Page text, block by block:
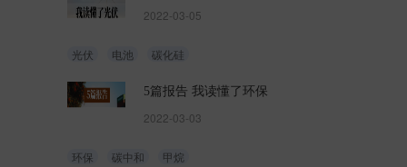
2022-03-05
光伏 电池 碳化硅
5篇报告 我读懂了环保
2022-03-03
环保 碳中和 甲烷